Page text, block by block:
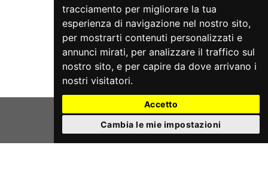
tracciamento per migliorare la tua
esperienza di navigazione nel nostro sito,
per mostrarti contenuti personalizzati e
annunci mirati, per analizzare il traffico sul
nostro sito, e per capire da dove arrivano i
nostri visitatori.
Accetto
Cambia le mie impostazioni